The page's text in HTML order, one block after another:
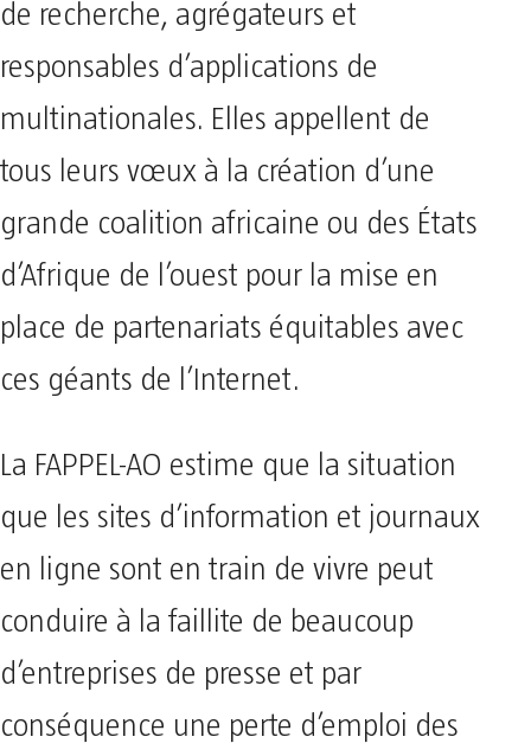
de recherche, agrégateurs et
responsables d’applications de
multinationales. Elles appellent de
tous leurs vœux à la création d’une
grande coalition africaine ou des États
d’Afrique de l’ouest pour la mise en
place de partenariats équitables avec
ces géants de l’Internet.
La FAPPEL-AO estime que la situation
que les sites d’information et journaux
en ligne sont en train de vivre peut
conduire à la faillite de beaucoup
d’entreprises de presse et par
conséquence une perte d’emploi des